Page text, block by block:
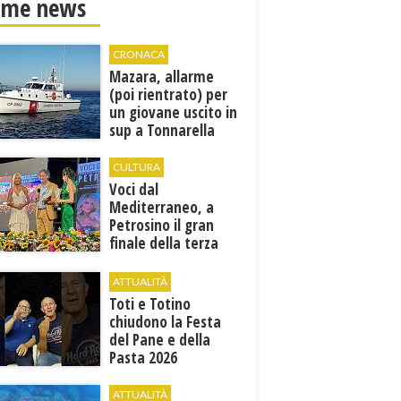
news
CRONACA
Mazara, allarme
(poi rientrato) per
un giovane uscito in
sup a Tonnarella
CULTURA
Voci dal
Mediterraneo, a
Petrosino il gran
finale della terza
palco i Jalisse
ATTUALITÀ
Toti e Totino
chiudono la Festa
del Pane e della
Pasta 2026
ATTUALITÀ